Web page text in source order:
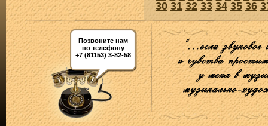
30 31 32 33 34 35 36
Позвоните нам
по телефону
+7 (81153) 3-82-58